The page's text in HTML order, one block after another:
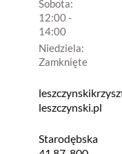
Sobota:
12:00 -
14:00
Niedziela:
Zamknięte
leszczynski.pl
Starodębska